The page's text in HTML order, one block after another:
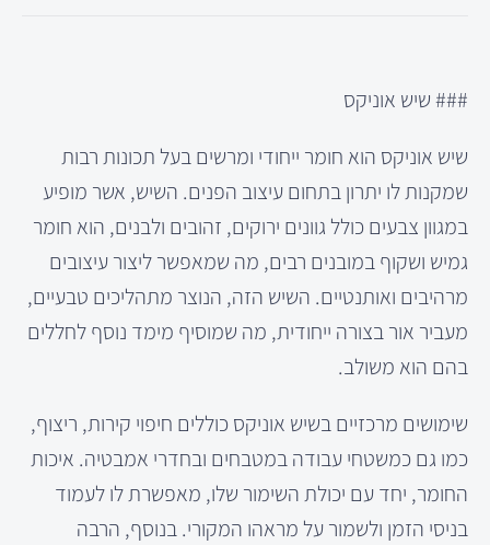
### שיש אוניקס
שיש אוניקס הוא חומר ייחודי ומרשים בעל תכונות רבות
שמקנות לו יתרון בתחום עיצוב הפנים. השיש, אשר מופיע
במגוון צבעים כולל גוונים ירוקים, זהובים ולבנים, הוא חומר
גמיש ושקוף במובנים רבים, מה שמאפשר ליצור עיצובים
מרהיבים ואותנטיים. השיש הזה, הנוצר מתהליכים טבעיים,
מעביר אור בצורה ייחודית, מה שמוסיף מימד נוסף לחללים
בהם הוא משולב.
שימושים מרכזיים בשיש אוניקס כוללים חיפוי קירות, ריצוף,
כמו גם כמשטחי עבודה במטבחים ובחדרי אמבטיה. איכות
החומר, יחד עם יכולת השימור שלו, מאפשרת לו לעמוד
בניסי הזמן ולשמור על מראהו המקורי. בנוסף, הרבה